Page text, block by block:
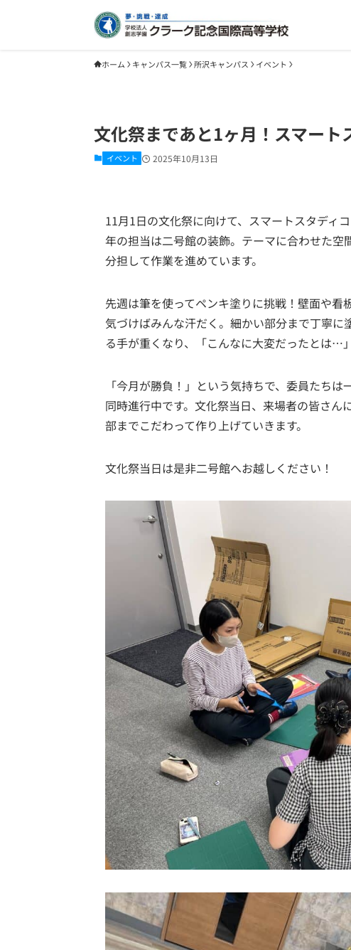
ホーム キャンパス一覧 所沢キャンパス イベント
文化祭まであと1ヶ月！スマー
イベント 2025年10月13日
11月1日の文化祭に向けて、スマートスタディ
年の担当は二号館の装飾。テーマに合わせた空
分担して作業を進めています。
先週は筆を使ってペンキ塗りに挑戦！壁面や看
気づけばみんな汗だく。細かい部分まで丁寧
る手が重くなり、「こんなに大変だったとは…
「今月が勝負！」という気持ちで、委員たち
同時進行中です。文化祭当日、来場者の皆さ
部までこだわって作り上げていきます。
文化祭当日は是非二号館へお越しください！